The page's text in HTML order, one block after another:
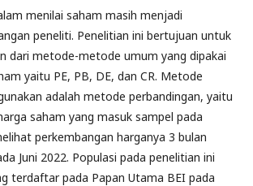
menilai saham masih menjadi
peneliti. Penelitian ini bertujuan untuk
dari metode-metode umum yang dipakai
yaitu PE, PB, DE, dan CR. Metode
adalah metode perbandingan, yaitu
saham yang masuk sampel pada
perkembangan harganya 3 bulan
Juni 2022. Populasi pada penelitian ini
terdaftar pada Papan Utama BEI pada